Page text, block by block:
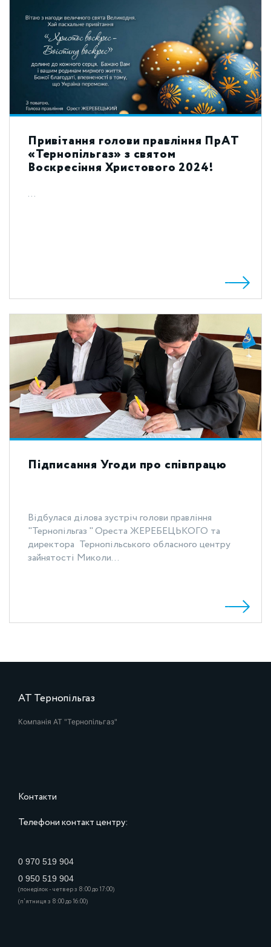
Привітання голови правління ПрАТ
«Тернопільгаз» з святом
Воскресіння Христового 2024!
...
Підписання Угоди про співпрацю
Відбулася ділова зустріч голови правління
"Тернопільгаз " Ореста ЖЕРЕБЕЦЬКОГО та
директора Тернопільського обласного центру
зайнятості Миколи...
АТ Тернопільгаз
Компанія АТ "Тернопільгаз"
Контакти
Телефони контакт центру:
0 970 519 904
0 950 519 904
(понеділок - четвер з 8:00 до 17:00)
(п'ятниця з 8:00 до 16:00)